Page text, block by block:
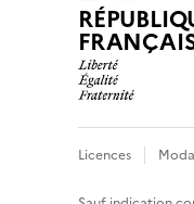
Licences